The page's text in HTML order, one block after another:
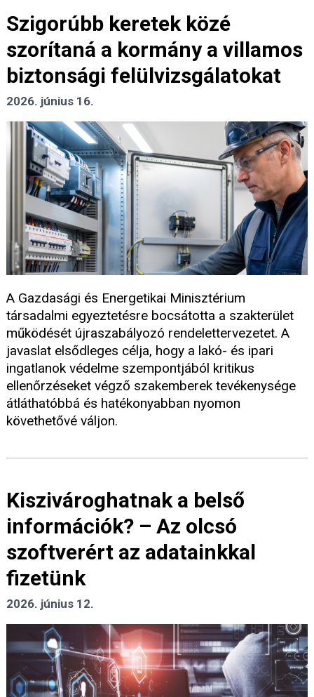
Szigorúbb keretek közé
szorítaná a kormány a villamos
biztonsági felülvizsgálatokat
2026. június 16.
A Gazdasági és Energetikai Minisztérium
társadalmi egyeztetésre bocsátotta a szakterület
működését újraszabályozó rendelettervezetet. A
javaslat elsődleges célja, hogy a lakó- és ipari
ingatlanok védelme szempontjából kritikus
ellenőrzéseket végző szakemberek tevékenysége
átláthatóbbá és hatékonyabban nyomon
követhetővé váljon.
Kiszivároghatnak a belső
információk? – Az olcsó
szoftverért az adatainkkal
fizetünk
2026. június 12.